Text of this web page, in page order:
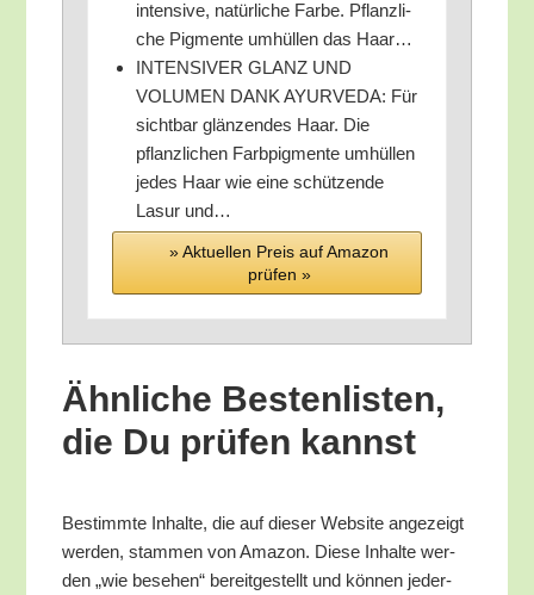
inten­si­ve, natür­li­che Far­be. Pflanz­li­
che Pig­men­te umhül­len das Haar…
INTENSIVER GLANZ UND
VOLUMEN DANK AYURVEDA: Für
sicht­bar glän­zen­des Haar. Die
pflanz­li­chen Farb­pig­men­te umhül­len
jedes Haar wie eine schüt­zen­de
Lasur und…
» Aktu­el­len Preis auf Ama­zon
prü­fen »
Ähn­li­che Bes­ten­lis­ten,
die Du prü­fen kannst
Bestimm­te Inhal­te, die auf die­ser Web­site ange­zeigt
wer­den, stam­men von Ama­zon. Die­se Inhal­te wer­
den „wie bese­hen“ bereit­ge­stellt und kön­nen jeder­